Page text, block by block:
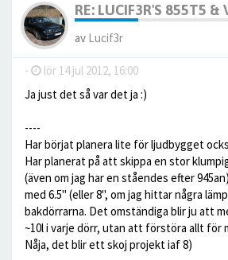
RE: LUCIF3R'S 855T5 &
av Lucif3r
- lör 14 jul 2012, 16:00
Ja just det så var det ja :)
----
Har börjat planera lite för ljudbygget
Har planerat på att skippa en stor
(även om jag har en ståendes efter
med 6.5" (eller 8", om jag hittar några
bakdörrarna. Det omständiga blir ju att
~10l i varje dörr, utan att förstöra allt för
Nåja, det blir ett skoj projekt iaf 8)